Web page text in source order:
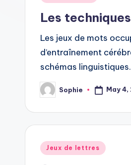
Les
Les jeux de mots
d’entraînement
schémas
Posted
by
Sophie May 4,
Posted
Jeux de lettres